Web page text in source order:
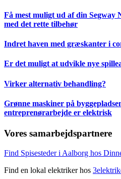
Få mest muligt ud af din
med det rette tilbehør
Indret haven med græskanter i
Er det muligt at udvikle nye
Virker alternativ behandling?
Grønne maskiner på
entreprenørarbejde er elektrisk
Vores samarbejdspartnere
Find Spisesteder i Aalborg hos
Find en lokal elektriker hos